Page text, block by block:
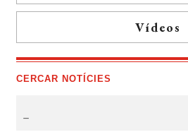
Vídeos
CERCAR NOTÍCIES